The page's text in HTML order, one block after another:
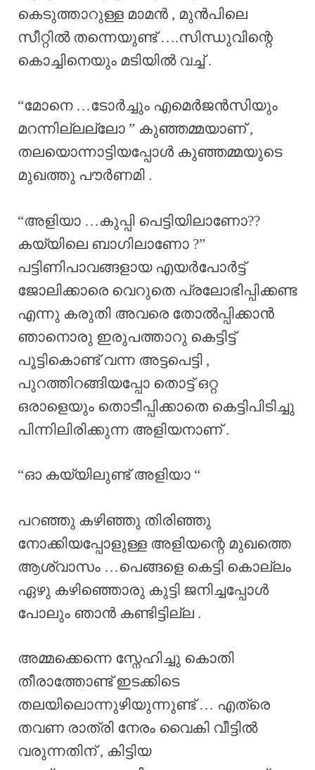
കെടുത്താറുള്ള മാമൻ , മുൻപിലെ
സീറ്റിൽ തന്നെയുണ്ട് ….സിന്ധുവിന്റെ
കൊച്ചിനെയും മടിയിൽ വച്ച് .
“മോനെ …ടോർച്ചും എമെർജൻസിയും
മറന്നില്ലല്ലോ ” കുഞ്ഞമ്മയാണ് ,
തലയൊന്നാട്ടിയപ്പോൾ കുഞ്ഞമ്മയുടെ
മുഖത്തു പൗർണമി .
“അളിയാ …കുപ്പി പെട്ടിയിലാണോ??
കയ്യിലെ ബാഗിലാണോ ?”
പട്ടിണിപാവങ്ങളായ എയർപോർട്ട്
ജോലിക്കാരെ വെറുതെ പ്രലോഭിപ്പിക്കണ്ട
എന്നു കരുതി അവരെ തോൽപ്പിക്കാൻ
ഞാനൊരു ഇരുപത്താറു കെട്ടിട്ട്
പൂട്ടികൊണ്ട് വന്ന അട്ടപെട്ടി ,
പുറത്തിറങ്ങിയപ്പോ തൊട്ട് ഒറ്റ
ഒരാളെയും തൊടീപ്പിക്കാതെ കെട്ടിപിടിച്ചു
പിന്നിലിരിക്കുന്ന അളിയനാണ് .
“ഓ കയ്യിലുണ്ട് അളിയാ “
പറഞ്ഞു കഴിഞ്ഞു തിരിഞ്ഞു
നോക്കിയപ്പോളുള്ള അളിയന്റെ മുഖത്തെ
ആശ്വാസം …പെങ്ങളെ കെട്ടി കൊല്ലം
ഏഴു കഴിഞ്ഞൊരു കുട്ടി ജനിച്ചപ്പോൾ
പോലും ഞാൻ കണ്ടിട്ടില്ല .
അമ്മക്കെന്നെ സ്നേഹിച്ചു കൊതി
തീരാത്തോണ്ട് ഇടക്കിടെ
തലയിലൊന്നുഴിയുന്നുണ്ട് … എത്രെ
തവണ രാത്രി നേരം വൈകി വീട്ടിൽ
വരുന്നതിന് , കിട്ടിയ